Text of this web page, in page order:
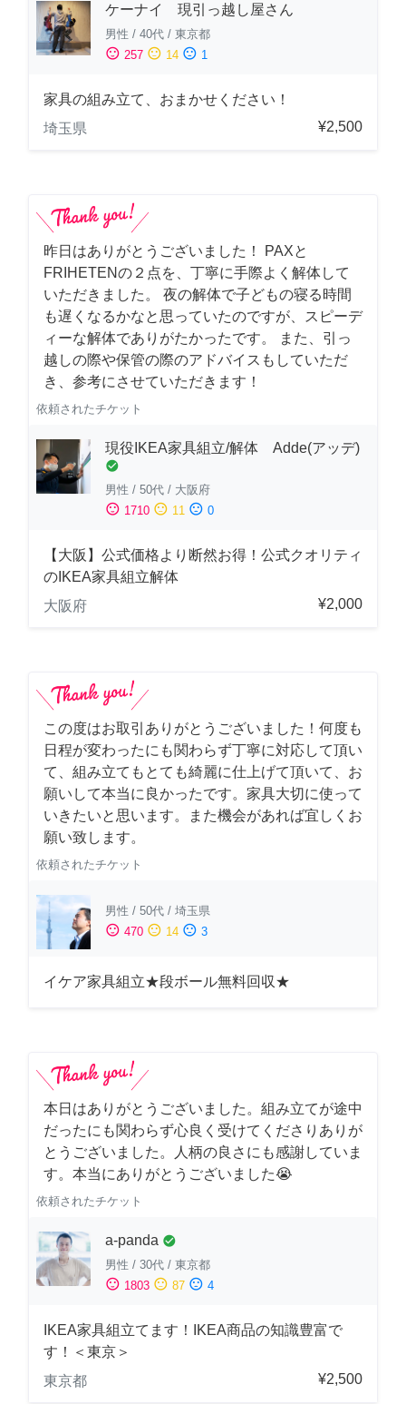
ケーナイ 現引っ越し屋さん
男性 / 40代 / 東京都
sentiment_satisfied 257 sentiment_neutral 14 sentiment_dissatisfied 1
家具の組み立て、おまかせください！
埼玉県
¥2,500
昨日はありがとうございました！ PAXと
FRIHETENの２点を、丁寧に手際よく解体して
いただきました。 夜の解体で子どもの寝る時間
も遅くなるかなと思っていたのですが、スピーデ
ィーな解体でありがたかったです。 また、引っ
越しの際や保管の際のアドバイスもしていただ
き、参考にさせていただきます！
依頼されたチケット
現役IKEA家具組立/解体 Adde(アッデ)
check_circle
男性 / 50代 / 大阪府
sentiment_satisfied 1710 sentiment_neutral 11 sentiment_dissatisfied 0
【大阪】公式価格より断然お得！公式クオリティ
のIKEA家具組立解体
大阪府
¥2,000
この度はお取引ありがとうございました！何度も
日程が変わったにも関わらず丁寧に対応して頂い
て、組み立てもとても綺麗に仕上げて頂いて、お
願いして本当に良かったです。家具大切に使って
いきたいと思います。また機会があれば宜しくお
願い致します。
依頼されたチケット
男性 / 50代 / 埼玉県
sentiment_satisfied 470 sentiment_neutral 14 sentiment_dissatisfied 3
イケア家具組立★段ボール無料回収★
本日はありがとうございました。組み立てが途中
だったにも関わらず心良く受けてくださりありが
とうございました。人柄の良さにも感謝していま
す。本当にありがとうございました😭
依頼されたチケット
a-panda check_circle
男性 / 30代 / 東京都
sentiment_satisfied 1803 sentiment_neutral 87 sentiment_dissatisfied 4
IKEA家具組立てます！IKEA商品の知識豊富で
す！＜東京＞
東京都
¥2,500